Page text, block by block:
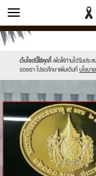
ข่าว
เว็บไซต์นี้ใช้คุกกี้ เพื่อให้ท่านได้รับประ
ของเรา โปรดศึกษาเพิ่มเติมที่ นโยบา
Sanook
//s.isanook.com/sr/0/
sanook.png
600
60
//s.isanook.com/ns/0/ud/